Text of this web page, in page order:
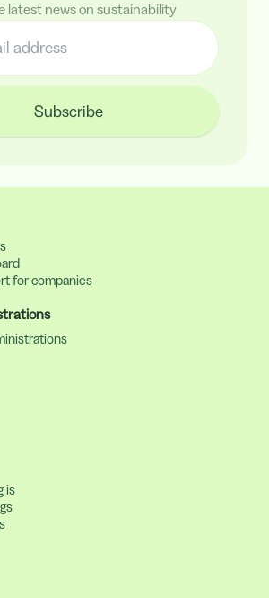
latest news on sustainability
Subscribe
for companies
is